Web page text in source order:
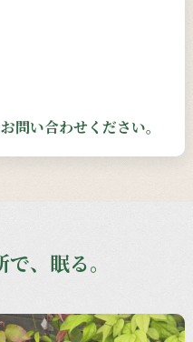
お問い合わせください。
、眠る。